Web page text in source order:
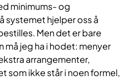
minimums- og
systemet hjelper oss å
Men det er bare
må jeg ha i hodet: menyer
arrangementer,
som ikke står i noen formel,